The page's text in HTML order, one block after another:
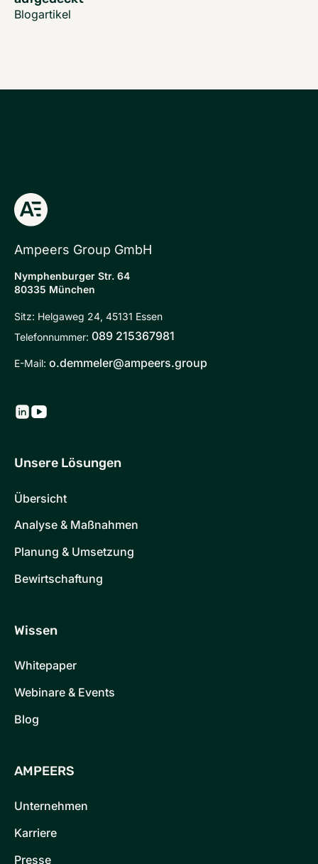
Blogartikel
Ampeers Group GmbH
Nymphenburger Str. 64
80335 München
Sitz: Helgaweg 24, 45131 Essen
Telefonnummer: 089 215367981
E-Mail: o.demmeler@ampeers.group
Unsere Lösungen
Übersicht
Analyse & Maßnahmen
Planung & Umsetzung
Bewirtschaftung
Wissen
Whitepaper
Webinare & Events
Blog
AMPEERS
Unternehmen
Karriere
Presse